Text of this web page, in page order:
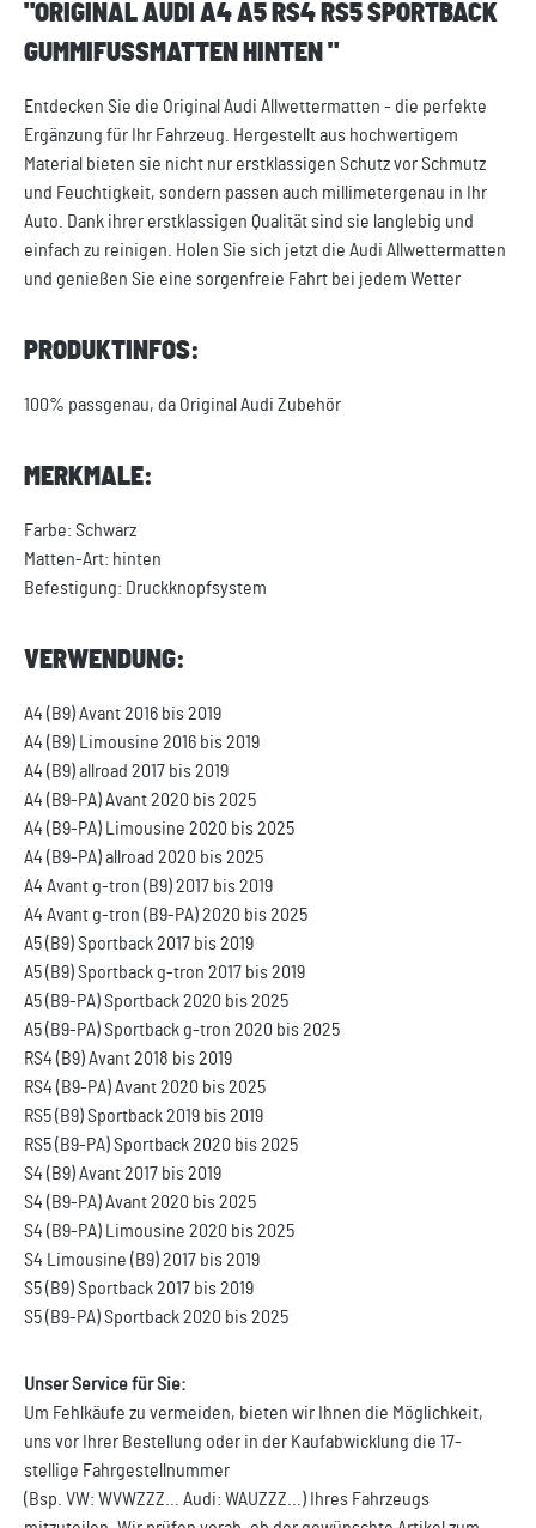
"ORIGINAL AUDI A4 A5 RS4 RS5 SPORTBACK
GUMMIFUSSMATTEN HINTEN "
Entdecken Sie die Original Audi Allwettermatten - die perfekte
Ergänzung für Ihr Fahrzeug. Hergestellt aus hochwertigem
Material bieten sie nicht nur erstklassigen Schutz vor Schmutz
und Feuchtigkeit, sondern passen auch millimetergenau in Ihr
Auto. Dank ihrer erstklassigen Qualität sind sie langlebig und
einfach zu reinigen. Holen Sie sich jetzt die Audi Allwettermatten
und genießen Sie eine sorgenfreie Fahrt bei jedem Wetter
PRODUKTINFOS:
100% passgenau, da Original Audi Zubehör
MERKMALE:
Farbe: Schwarz
Matten-Art: hinten
Befestigung: Druckknopfsystem
VERWENDUNG:
A4 (B9) Avant 2016 bis 2019
A4 (B9) Limousine 2016 bis 2019
A4 (B9) allroad 2017 bis 2019
A4 (B9-PA) Avant 2020 bis 2025
A4 (B9-PA) Limousine 2020 bis 2025
A4 (B9-PA) allroad 2020 bis 2025
A4 Avant g-tron (B9) 2017 bis 2019
A4 Avant g-tron (B9-PA) 2020 bis 2025
A5 (B9) Sportback 2017 bis 2019
A5 (B9) Sportback g-tron 2017 bis 2019
A5 (B9-PA) Sportback 2020 bis 2025
A5 (B9-PA) Sportback g-tron 2020 bis 2025
RS4 (B9) Avant 2018 bis 2019
RS4 (B9-PA) Avant 2020 bis 2025
RS5 (B9) Sportback 2019 bis 2019
RS5 (B9-PA) Sportback 2020 bis 2025
S4 (B9) Avant 2017 bis 2019
S4 (B9-PA) Avant 2020 bis 2025
S4 (B9-PA) Limousine 2020 bis 2025
S4 Limousine (B9) 2017 bis 2019
S5 (B9) Sportback 2017 bis 2019
S5 (B9-PA) Sportback 2020 bis 2025
Unser Service für Sie:
Um Fehlkäufe zu vermeiden, bieten wir Ihnen die Möglichkeit,
uns vor Ihrer Bestellung oder in der Kaufabwicklung die 17-
stellige Fahrgestellnummer
(Bsp. VW: WVWZZZ... Audi: WAUZZZ...) Ihres Fahrzeugs